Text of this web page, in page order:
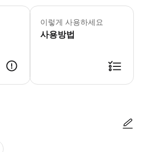
[문자 미수신 및 재발송 문의] * 고객
이렇게 사용하세요
사용방법